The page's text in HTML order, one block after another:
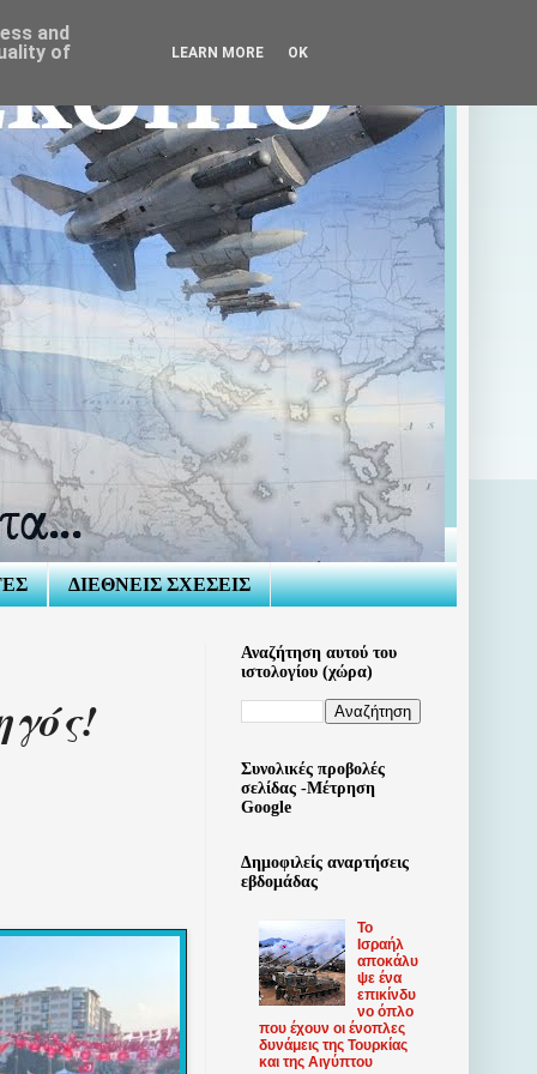
ΔΙΕΘΝΕΙΣ ΣΧΕΣΕΙΣ
Αναζήτηση αυτού του
ιστολογίου (χώρα)
Συνολικές προβολές
σελίδας -Μέτρηση
Google
Δημοφιλείς αναρτήσεις
εβδομάδας
Το
Ισραήλ
αποκάλυ
ψε ένα
επικίνδυ
νο όπλο
που έχουν οι ένοπλες
δυνάμεις της Τουρκίας
και της Αιγύπτου
and
of
LEARN MORE OK